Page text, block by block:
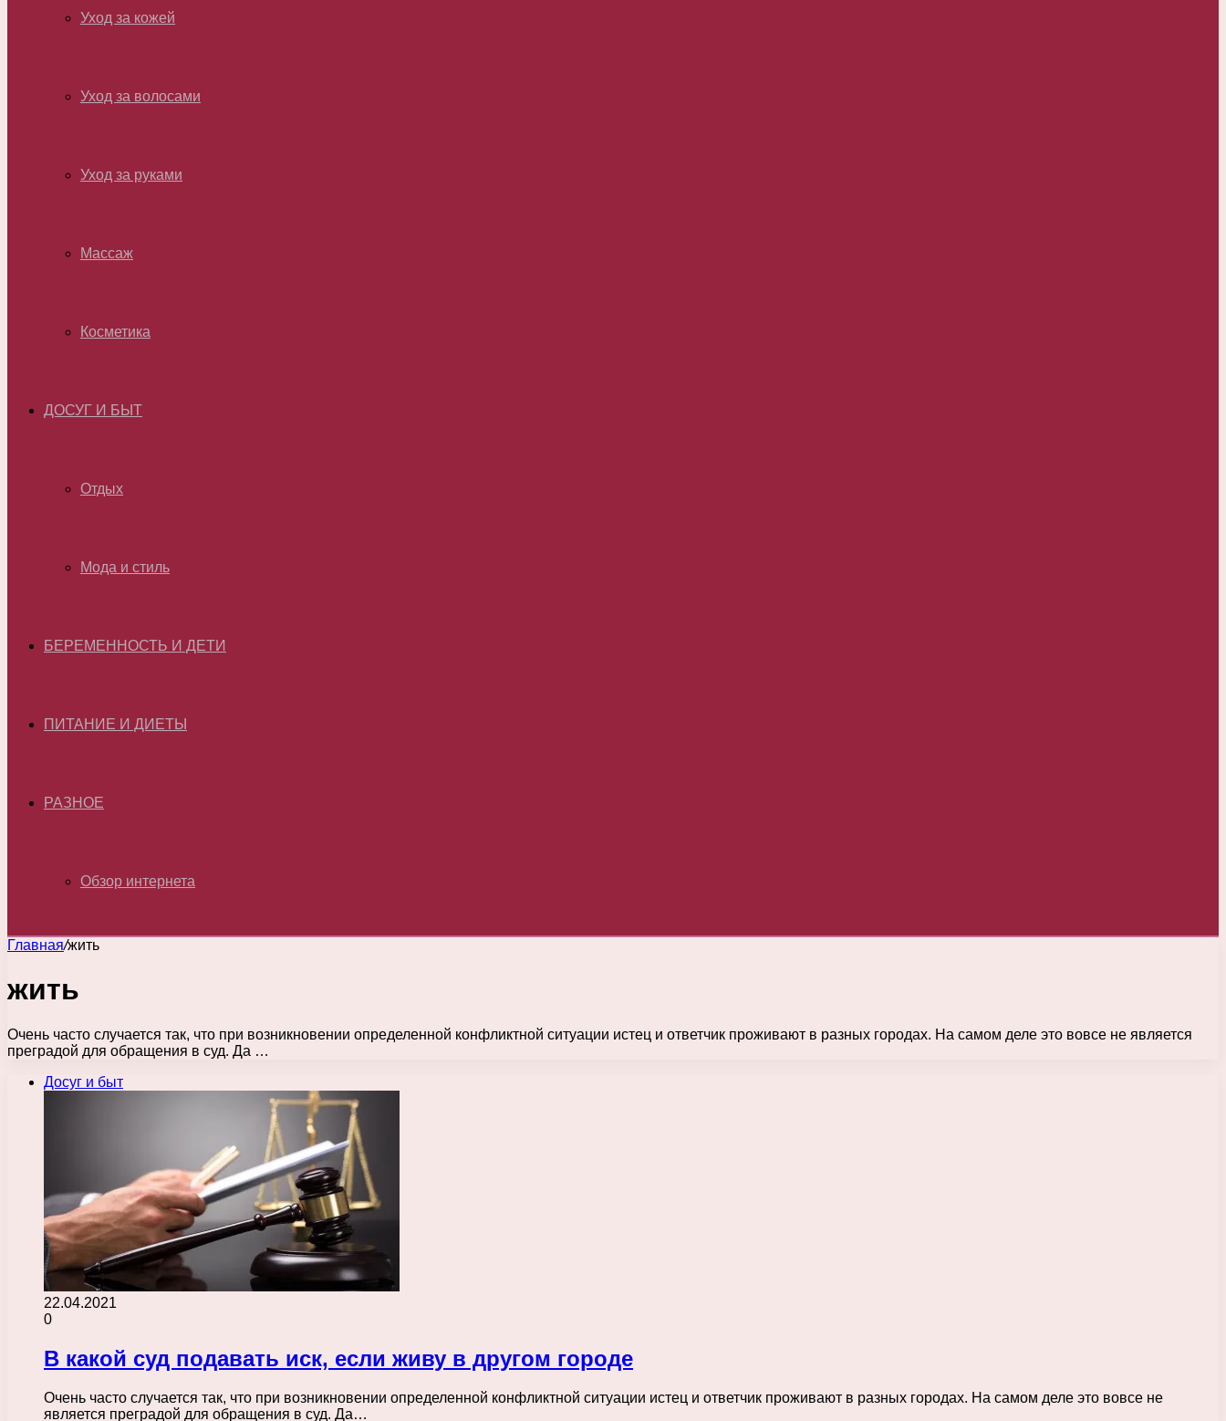
Уход за кожей
Уход за волосами
Уход за руками
Массаж
Косметика
ДОСУГ И БЫТ
Отдых
Мода и стиль
БЕРЕМЕННОСТЬ И ДЕТИ
ПИТАНИЕ И ДИЕТЫ
РАЗНОЕ
Обзор интернета
Главная/жить
жить
Очень часто случается так, что при возникновении определенной конфликтной ситуации истец и ответчик проживают в разных городах. На самом деле это вовсе не является
преградой для обращения в суд. Да …
Досуг и быт
22.04.2021
0
В какой суд подавать иск, если живу в другом городе
Очень часто случается так, что при возникновении определенной конфликтной ситуации истец и ответчик проживают в разных городах. На самом деле это вовсе не
является преградой для обращения в суд. Да…